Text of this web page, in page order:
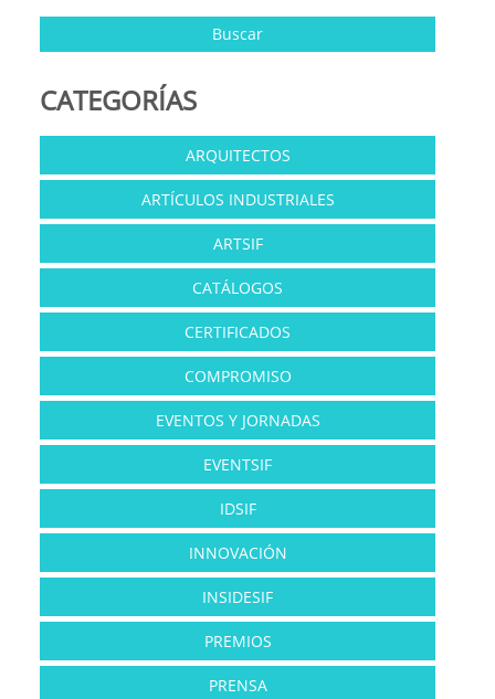
CATEGORÍAS
ARQUITECTOS
ARTÍCULOS INDUSTRIALES
ARTSIF
CATÁLOGOS
CERTIFICADOS
COMPROMISO
EVENTOS Y JORNADAS
EVENTSIF
IDSIF
INNOVACIÓN
INSIDESIF
PREMIOS
PRENSA